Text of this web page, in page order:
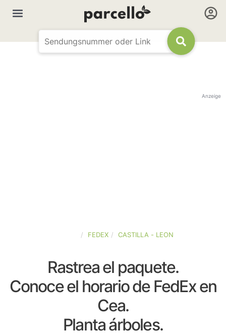
Anzeige
FEDEX CASTILLA - LEON
Rastrea el paquete.
Conoce el horario de FedEx en
Cea.
Planta árboles.